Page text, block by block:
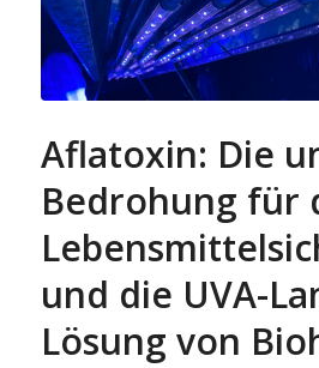
Aflatoxin: Die
Bedrohung für
und die UVA-
Lösung von